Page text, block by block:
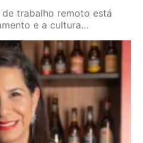
trabalho remoto está
e a cultura…